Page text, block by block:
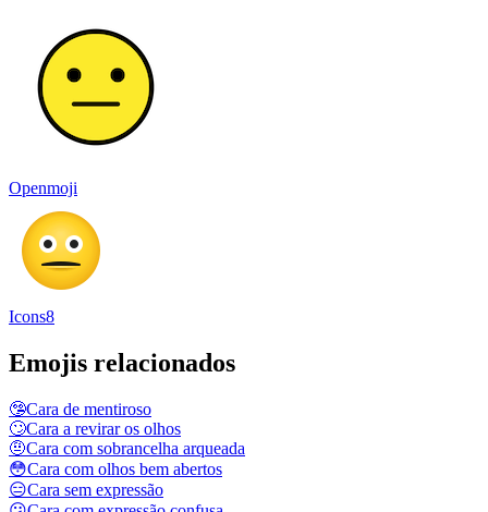
Openmoji
Icons8
Emojis relacionados
🤥Cara de mentiroso
🙄Cara a revirar os olhos
🤨Cara com sobrancelha arqueada
😳Cara com olhos bem abertos
😑Cara sem expressão